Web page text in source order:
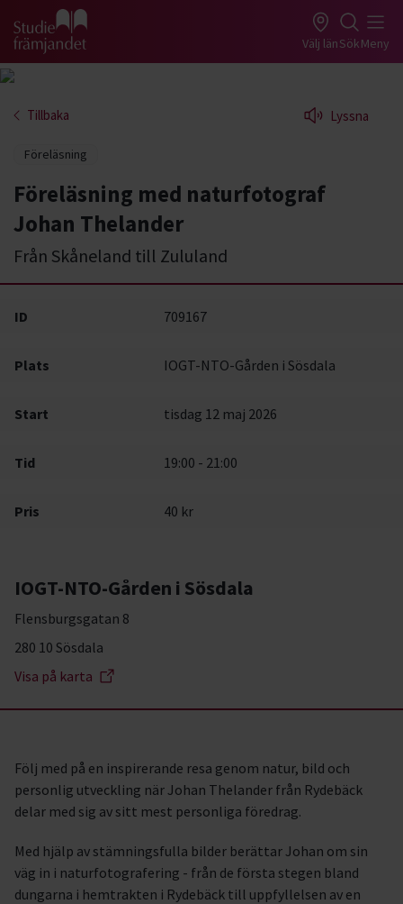
Gå till studiefrämjandets startsida Välj länSökMeny
Tillbaka Lyssna
Föreläsning
Föreläsning med naturfotograf
Johan Thelander
Från Skåneland till Zululand
ID 709167
Plats IOGT-NTO-Gården i Sösdala
Start tisdag 12 maj 2026
Tid 19:00 - 21:00
Pris 40 kr
IOGT-NTO-Gården i Sösdala
Flensburgsgatan 8
280 10 Sösdala
Visa på karta
Följ med på en inspirerande resa genom natur, bild och
personlig utveckling när Johan Thelander från Rydebäck
delar med sig av sitt mest personliga föredrag.
Med hjälp av stämningsfulla bilder berättar Johan om sin
väg in i naturfotografering - från de första stegen bland
dungarna i hemtrakten i Rydebäck till uppfyllelsen av en